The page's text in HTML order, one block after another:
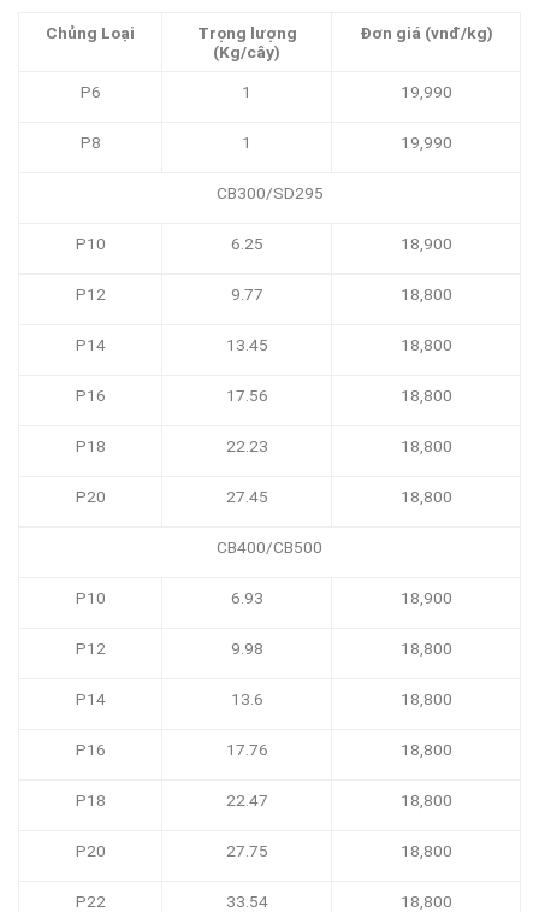
Chủng Loại
Trọng lượng
(Kg/cây)
Đơn giá (vnđ/kg)
P6 1 19,990
P8 1 19,990
CB300/SD295
P10 6.25 18,900
P12 9.77 18,800
P14 13.45 18,800
P16 17.56 18,800
P18 22.23 18,800
P20 27.45 18,800
CB400/CB500
P10 6.93 18,900
P12 9.98 18,800
P14 13.6 18,800
P16 17.76 18,800
P18 22.47 18,800
P20 27.75 18,800
P22 33.54 18,800